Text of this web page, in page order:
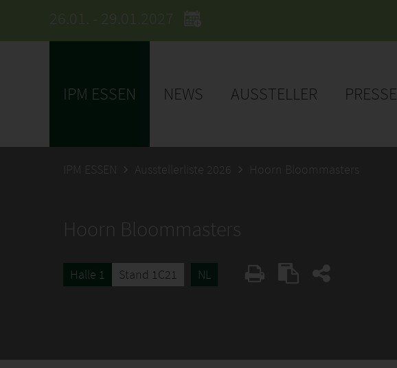
26.01. - 29.01.2027
IPM ESSEN NEWS AUSSTELLER PRESSE
IPM ESSEN Ausstellerliste 2026 Hoorn Bloommasters
Hoorn Bloommasters
Halle 1 Stand 1C21 NL